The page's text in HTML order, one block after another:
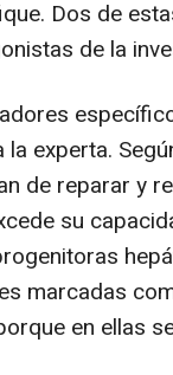
Dos de
de la
experta.
de reparar y
su
marcadas
en ellas